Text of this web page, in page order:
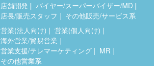
店舗開発
バイヤー/スーパーバイザー/MD
店長/販売スタッフ
その他販売/サービス系
営業(法人向け)
営業(個人向け)
海外営業/貿易営業
営業支援/テレマーケティング
MR
その他営業系